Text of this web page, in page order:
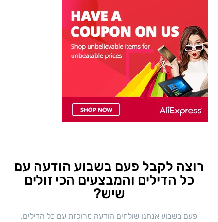
רוצה לקבל פעם בשבוע הודעה עם
כל הדילים והמבצעים הכי זולים
שיש?
פעם בשבוע אנחנו שולחים הודעה מרוכזת עם כל הדילים,